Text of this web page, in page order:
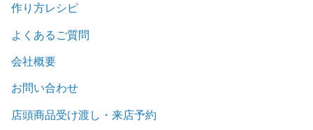
作り方レシピ
よくあるご質問
会社概要
お問い合わせ
店頭商品受け渡し・来店予約